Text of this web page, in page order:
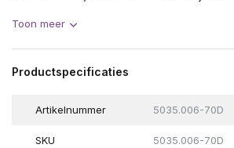
Toon meer
Productspecificaties
Artikelnummer 5035.006-70D
SKU 5035.006-70D